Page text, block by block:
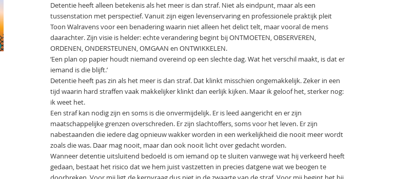
Detentie heeft alleen betekenis als het meer is dan straf. Niet als eindpunt, maar als een
tussenstation met perspectief. Vanuit zijn eigen levenservaring en professionele praktijk pleit
Toon Walravens voor een benadering waarin niet alleen het delict telt, maar vooral de mens
daarachter. Zijn visie is helder: echte verandering begint bij ONTMOETEN, OBSERVEREN,
ORDENEN, ONDERSTEUNEN, OMGAAN en ONTWIKKELEN.
‘Een plan op papier houdt niemand overeind op een slechte dag. Wat het verschil maakt, is dat er
iemand is die blijft.’
Detentie heeft pas zin als het meer is dan straf. Dat klinkt misschien ongemakkelijk. Zeker in een
tijd waarin hard straffen vaak makkelijker klinkt dan eerlijk kijken. Maar ik geloof het, sterker nog:
ik weet het.
Een straf kan nodig zijn en soms is die onvermijdelijk. Er is leed aangericht en er zijn
maatschappelijke grenzen overschreden. Er zijn slachtoffers, soms voor het leven. Er zijn
nabestaanden die iedere dag opnieuw wakker worden in een werkelijkheid die nooit meer wordt
zoals die was. Daar mag nooit, maar dan ook nooit licht over gedacht worden.
Wanneer detentie uitsluitend bedoeld is om iemand op te sluiten vanwege wat hij verkeerd heeft
gedaan, bestaat het risico dat we hem juist vastzetten in precies datgene wat we beogen te